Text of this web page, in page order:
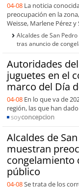
04-08 La noticia
preocupación en la
Weisse, Marlene Pérez
Alcaldes de San
tras anuncio de
Autoridades
juguetes en el
marco del Día
04-08 En lo que va de
región, las que han
soyconcepcion
Alcaldes de
muestran
congelamiento
público
04-08Se trata de los